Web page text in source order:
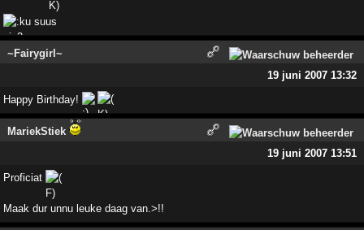
suus
~Fairygirl~
19 juni 2007 13:32
Happy Birthday!
MariekStiek
19 juni 2007 13:51
Proficiat
Maak dur unnu leuke daag van.>!!